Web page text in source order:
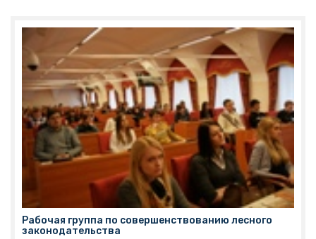
стимулирование общественно-политической
активности молодежи школьного возраста
посредством просвещения и личностного роста.
Рабочая группа по совершенствованию лесного
законодательства